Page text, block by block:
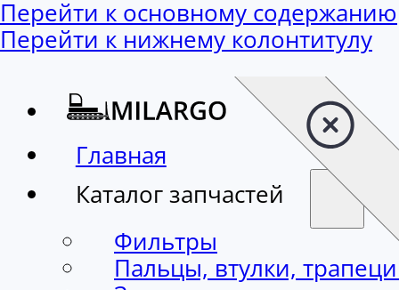
Перейти к основному содержанию
Перейти к нижнему колонтитулу
Главная
Каталог запчастей
Фильтры
Пальцы, втулки,